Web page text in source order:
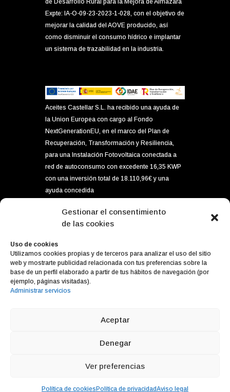
Gestionar el consentimiento
de las cookies
Uso de cookies
Utilizamos cookies propias y de terceros para analizar el uso del sitio
web y mostrarte publicidad relacionada con tus preferencias sobre la
base de un perfil elaborado a partir de tus hábitos de navegación (por
ejemplo, páginas visitadas).
Administrar servicios
Aceptar
Denegar
Ver preferencias
Política de cookies Política de privacidadAviso legal
de Desarrollo Rural para la Mejora de Almazara
Expte: IA-O-09-23-2023-1-028, con el objetivo de
mejorar la calidad del AOVE producido, así
como disminuir el consumo hídrico e implantar
un sistema de trazabilidad en la industria.
Aceites Castellar S.L. ha recibido una ayuda de
la Union Europea con cargo al Fondo
NextGenerationEU, en el marco del Plan de
Recuperación, Transformación y Resiliencia,
para una Instalación Fotovoltaica conectada a
red de autoconsumo con excedente 16,35 KWP
con una inversión total de 18.110,96€ y una
ayuda concedida
por importe de 5.896,80€ dentro del programa
de incentivos ligados al autoconsumo y
renovable, así como la implantación de
sistemas térmicos en el sector residencial del
Ministerior para la Transición Ecológica y el
Reto Demográfico, gestionado por el IDAE.
Cabello x Mure